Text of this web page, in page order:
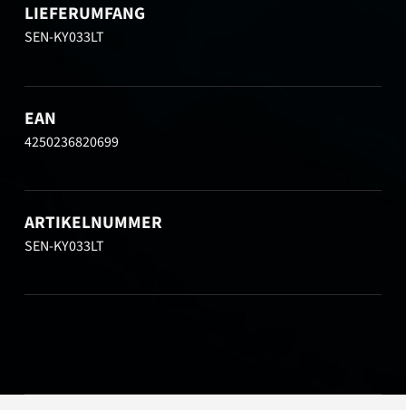
LIEFERUMFANG
SEN-KY033LT
EAN
4250236820699
ARTIKELNUMMER
SEN-KY033LT